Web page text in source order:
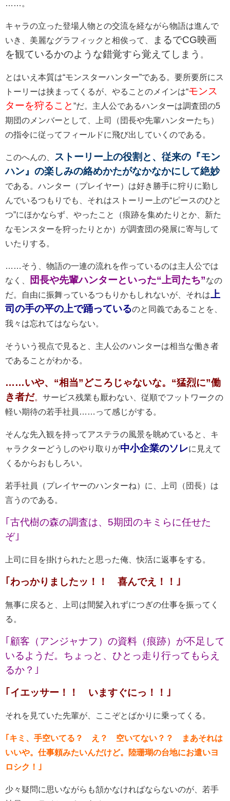
キャラの立った登場人物との交流を経ながら物語は進んで
いき、美麗なグラフィックと相俟って、
まるでCG映画
を観ているかのような錯覚すら覚えてしまう
とはいえ本質は“モンスターハンター”である。要所要所にス
トーリーは挟まってくるが、やることのメインは“モンス
ターを狩ること ”だ。主人公であるハンターは調査団の5
期団のメンバーとして、上司（団長や先輩ハンターたち）
の指令に従ってフィールドに飛び出していくのである。
このへんの、
ストーリー上の役割と、従来の『モン
ハン』の楽しみの絡めかたがなかなかにして絶妙
である。ハンター（プレイヤー）は好き勝手に狩りに勤し
んでいるつもりでも、それはストーリー上の“ピースのひと
つ”にほかならず、やったこと（痕跡を集めたりとか、新た
なモンスターを狩ったりとか）が調査団の発展に寄与して
いたりする。
……そう、物語の一連の流れを作っているのは主人公では
なく、
団長や先輩ハンターといった“上司たち”なの
だ。自由に振舞っているつもりかもしれないが、それは
上
司の手の平の上で踊っているのと同義であることを、
我々は忘れてはならない。
そういう視点で見ると、主人公のハンターは相当な働き者
であることがわかる。
……いや、“相当”どころじゃないな。“猛烈に”働
き者だ。 サービス残業も厭わない、従順でフットワークの
軽い期待の若手社員……って感じがする。
そんな先入観を持ってアステラの風景を眺めていると、キ
ャラクターどうしのやり取りが中小企業のソレに見えて
くるからおもしろい。
若手社員（プレイヤーのハンターね）に、上司（団長）は
言うのである。
｢古代樹の森の調査は、5期団のキミらに任せた
ぞ｣
上司に目を掛けられたと思った俺、快活に返事をする。
｢わっかりましたッ！！ 喜んでえ！！｣
無事に戻ると、上司は間髪入れずにつぎの仕事を振ってく
る。
｢顧客（アンジャナフ）の資料（痕跡）が不足して
いるようだ。ちょっと、ひとっ走り行ってもらえ
るか？｣
｢イエッサー！！ いますぐにっ！！｣
それを見ていた先輩が、ここぞとばかりに乗ってくる。
｢キミ、手空いてる？ え？ 空いてない？？ まあそれは
いいや。仕事頼みたいんだけど。陸珊瑚の台地にお遣いヨ
ロシク！｣
少々疑問に思いながらも頷かなければならないのが、若手